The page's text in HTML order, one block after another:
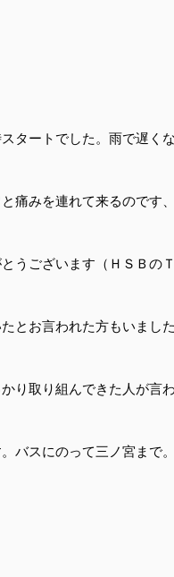
タートでした。雨で遅く
痛みを連れて来るのです
うございます（ＨＳＢの
とお言われた方もいまし
り取り組んできた人が言
バスにのって三ノ宮まで